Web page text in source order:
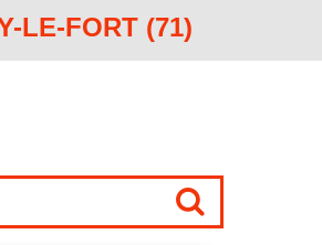
LE-FORT (71)